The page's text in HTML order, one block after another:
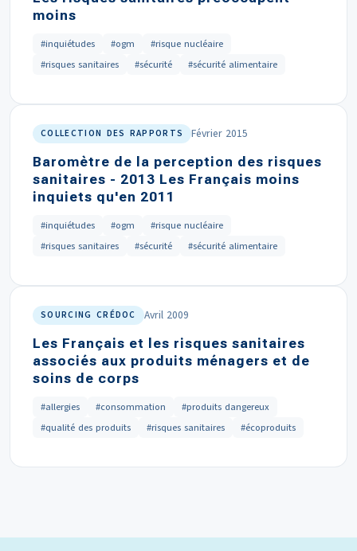
moins
#inquiétudes #ogm
#risque nucléaire
#risques sanitaires
#sécurité #sécurité alimentaire
COLLECTION DES RAPPORTS Février 2015
Baromètre de la perception des risques
sanitaires - 2013 Les Français moins
inquiets qu'en 2011
#inquiétudes #ogm
#risque nucléaire
#risques sanitaires
#sécurité #sécurité alimentaire
SOURCING CRÉDOC Avril 2009
Les Français et les risques sanitaires
associés aux produits ménagers et de
soins de corps
#allergies #consommation
#produits dangereux
#qualité des produits
#risques sanitaires #écoproduits